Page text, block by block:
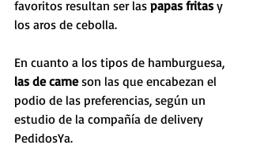
favoritos resultan ser las papas fritas y
los aros de cebolla.
En cuanto a los tipos de hamburguesa,
las de carne son las que encabezan el
podio de las preferencias, según un
estudio de la compañía de delivery
PedidosYa.